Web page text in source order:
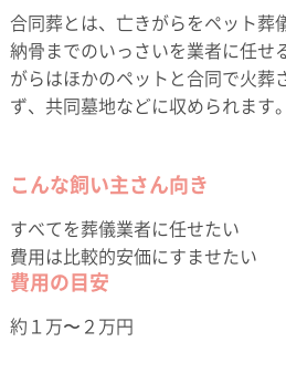
合同葬とは、亡きがらをペット葬
納骨までのいっさいを業者に任せ
がらはほかのペットと合同で火葬
ず、共同墓地などに収められます。
こんな飼い主さん向き
すべてを葬儀業者に任せたい
費用は比較的安価にすませたい
費用の目安
約１万〜２万円